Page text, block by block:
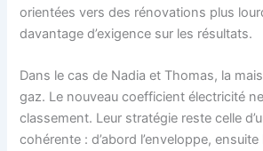
orientées vers des rénovations plus
davantage d’exigence sur les résultats.
Dans le cas de Nadia et Thomas, la
gaz. Le nouveau coefficient électricité
classement. Leur stratégie reste celle
cohérente : d’abord l’enveloppe,